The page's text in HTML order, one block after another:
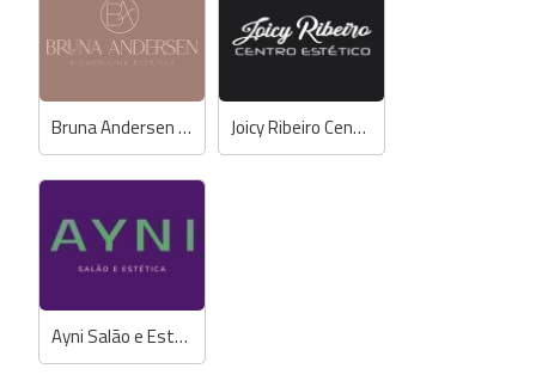
Bruna Andersen Biomedicina Estética Joicy Ribeiro Centro Estético
Ayni Salão e Estética